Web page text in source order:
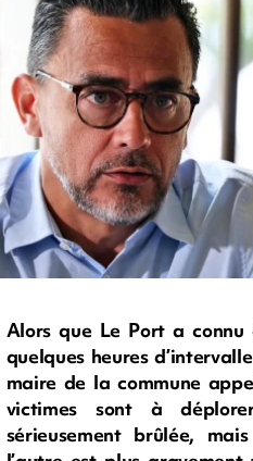
Alors que Le Port a
quelques heures
maire de la commune
victimes sont à
sérieusement brûlée,